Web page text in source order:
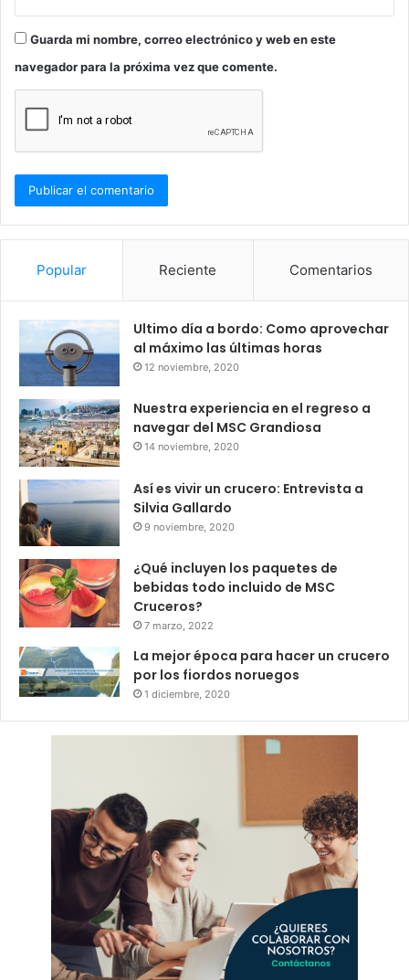
Guarda mi nombre, correo electrónico y web en este
navegador para la próxima vez que comente.
Popular Reciente Comentarios
Ultimo día a bordo: Como aprovechar
al máximo las últimas horas
12 noviembre, 2020
Nuestra experiencia en el regreso a
navegar del MSC Grandiosa
14 noviembre, 2020
Así es vivir un crucero: Entrevista a
Silvia Gallardo
9 noviembre, 2020
¿Qué incluyen los paquetes de
bebidas todo incluido de MSC
Cruceros?
7 marzo, 2022
La mejor época para hacer un crucero
por los fiordos noruegos
1 diciembre, 2020